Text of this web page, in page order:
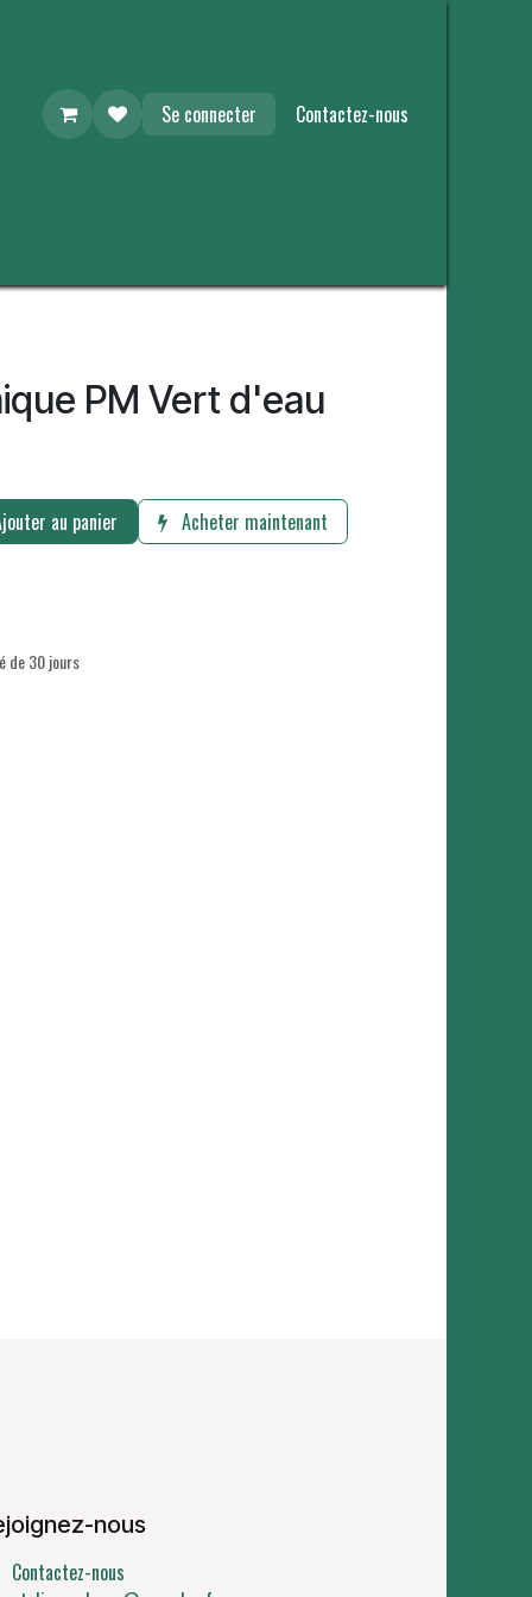
Se connecter Contactez-nous
PM Vert d'eau
au panier Acheter maintenant
de 30 jours
nous
Contactez-nous